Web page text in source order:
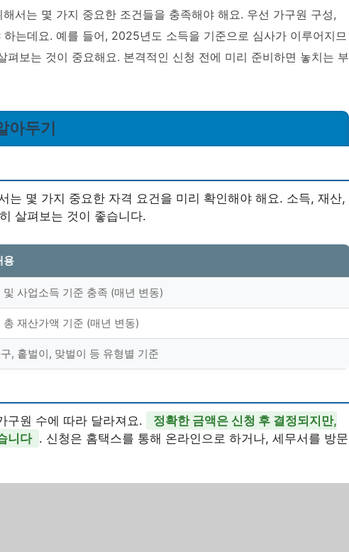
서는 몇 가지 중요한 조건들을 충족해야 해요. 우선 가구원 구성,
는데요. 예를 들어, 2025년도 소득을 기준으로 심사가 이루어지므
펴보는 것이 중요해요. 본격적인 신청 전에 미리 준비하면 놓치는 부
아두기
는 몇 가지 중요한 자격 요건을 미리 확인해야 해요. 소득, 재산,
살펴보는 것이 좋습니다.
용
및 사업소득 기준 충족 (매년 변동)
총 재산가액 기준 (매년 변동)
, 홑벌이, 맞벌이 등 유형별 기준
구원 수에 따라 달라져요.
정확한 금액은 신청 후 결정되지만,
니다 . 신청은 홈택스를 통해 온라인으로 하거나, 세무서를 방문